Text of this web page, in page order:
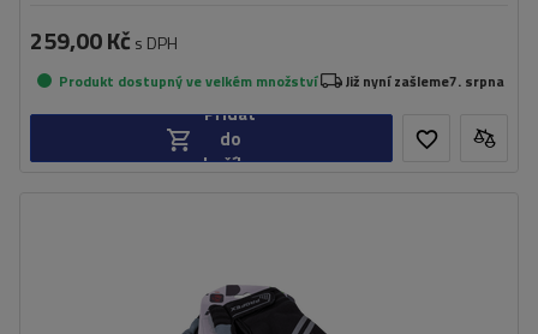
259,00 Kč s DPH
Produkt dostupný ve velkém množství Již nyní zašleme7. srpna
Přidat
do
košíku